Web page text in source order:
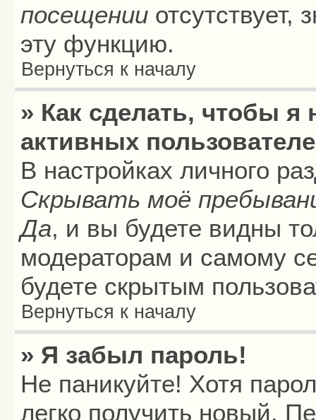
посещении отсутствует,
эту функцию.
Вернуться к началу
» Как сделать, чтобы я
активных
В настройках личного
Скрывать моё
Да, и вы будете видны
модераторам и самому
будете скрытым
Вернуться к началу
» Я забыл пароль!
Не паникуйте! Хотя
легко получить новый.